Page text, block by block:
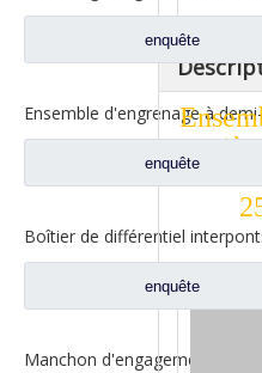
enquête
enquête
enquête